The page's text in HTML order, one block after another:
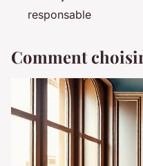
responsable
Comment